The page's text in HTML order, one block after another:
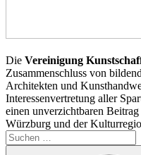
Die Vereinigung
Zusammenschluss von
Architekten und
Interessenvertretung aller
einen unverzichtbaren
Würzburg und der
Suchen
nach: